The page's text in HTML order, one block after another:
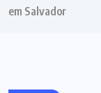
em Salvador